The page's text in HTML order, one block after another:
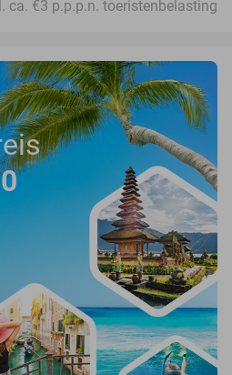
ca. €3 p.p.p.n. toeristenbelasting